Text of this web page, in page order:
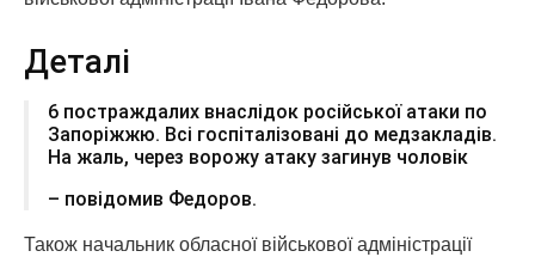
Деталі
6 постраждалих внаслідок російської атаки по
Запоріжжю. Всі госпіталізовані до медзакладів.
На жаль, через ворожу атаку загинув чоловік
– повідомив Федоров.
Також начальник обласної військової адміністрації